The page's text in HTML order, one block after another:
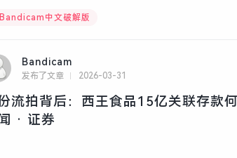
Bandicam中文破解版
Bandicam
发布了文章 2026-03-31
流拍背后：西王食品15亿关联存款
· 证券